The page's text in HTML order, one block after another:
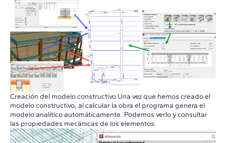
Creación del modelo constructivo Una vez que hemos creado el
modelo constructivo, al calcular la obra el programa genera el
modelo analítico automáticamente. Podemos verlo y consultar
las propiedades mecánicas de los elementos.